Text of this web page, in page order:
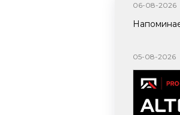
06-08-2026
05-08-2026